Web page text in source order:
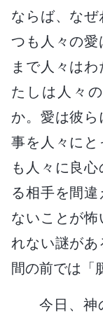
ならば、な
つも人々の愛
まで人々は
たしは人々
か。愛は彼
事を人々に
も人々に良
る相手を間
ないことが
れない謎が
間の前では「
今日、神